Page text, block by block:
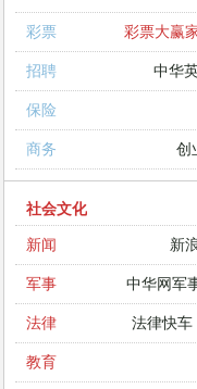
彩票 彩票大赢
招聘 中华
保险
商务 创
社会文化
新闻
新
军事 中华网军
法律 法律快车
教育